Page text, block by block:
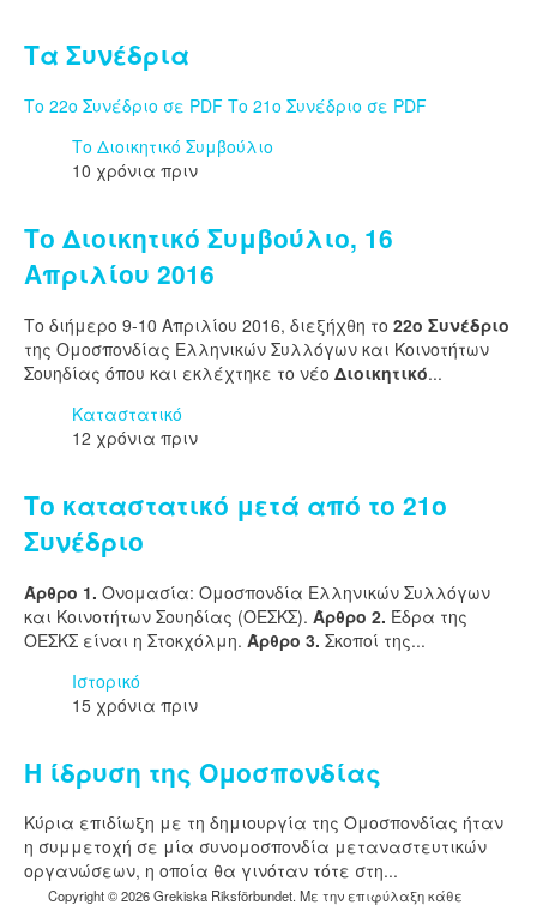
Τα Συνέδρια
Το 22ο Συνέδριο σε PDF Το 21ο Συνέδριο σε PDF
Το Διοικητικό Συμβούλιο
10 χρόνια πριν
Το Διοικητικό Συμβούλιο, 16
Απριλίου 2016
Το διήμερο 9-10 Απριλίου 2016, διεξήχθη το 22ο Συνέδριο
της Ομοσπονδίας Ελληνικών Συλλόγων και Κοινοτήτων
Σουηδίας όπου και εκλέχτηκε το νέο Διοικητικό...
Καταστατικό
12 χρόνια πριν
Το καταστατικό μετά από το 21ο
Συνέδριο
Άρθρο 1. Ονομασία: Ομοσπονδία Ελληνικών Συλλόγων
και Κοινοτήτων Σουηδίας (ΟΕΣΚΣ). Άρθρο 2. Έδρα της
ΟΕΣΚΣ είναι η Στοκχόλμη. Άρθρο 3. Σκοποί της...
Ιστορικό
15 χρόνια πριν
Η ίδρυση της Ομοσπονδίας
Κύρια επιδίωξη με τη δημιουργία της Ομοσπονδίας ήταν
η συμμετοχή σε μία συνομοσπονδία μεταναστευτικών
οργανώσεων, η οποία θα γινόταν τότε στη...
Copyright © 2026 Grekiska Riksförbundet. Με την επιφύλαξη κάθε